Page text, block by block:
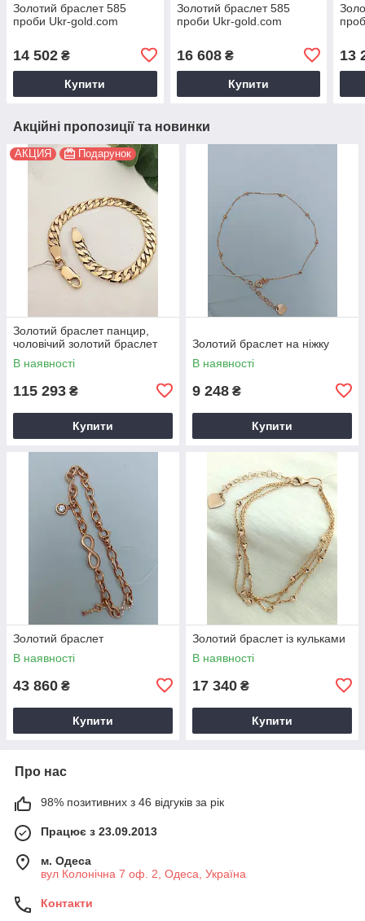
Золотий браслет 585
проби Ukr-gold.com
14 502 ₴
Купити
Золотий браслет 585
проби Ukr-gold.com
16 608₴
Купити
13
Акційні пропозиції та новинки
АКЦИЯ Подарунок
Золотий браслет панцир,
чоловічий золотий браслет
В наявності
115 293 ₴
Купити
Золотий браслет на ніжку
В наявності
9 248 ₴
Купити
Золотий браслет
В наявності
43 860 ₴
Купити
Золотий браслет із кульками
В наявності
17 340 ₴
Купити
Про нас
98% позитивних з 46 відгуків за рік
Працює з 23.09.2013
м. Одеса
вул Колонічна 7 оф. 2, Одеса, Україна
Контакти